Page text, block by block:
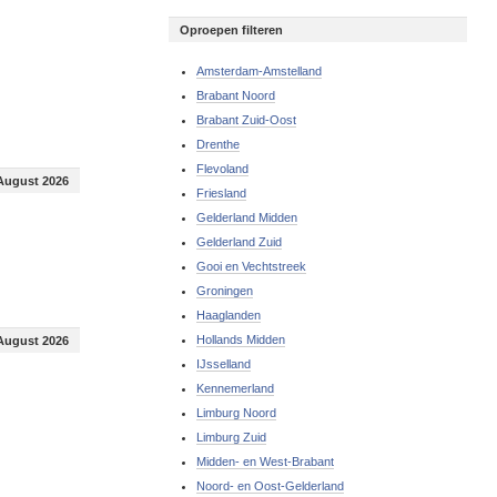
2026
2026
Oproepen filteren
Amsterdam-Amstelland
Brabant Noord
Brabant Zuid-Oost
Drenthe
Flevoland
Friesland
Gelderland Midden
Gelderland Zuid
Gooi en Vechtstreek
Groningen
Haaglanden
Hollands Midden
IJsselland
Kennemerland
Limburg Noord
Limburg Zuid
Midden- en West-Brabant
Noord- en Oost-Gelderland